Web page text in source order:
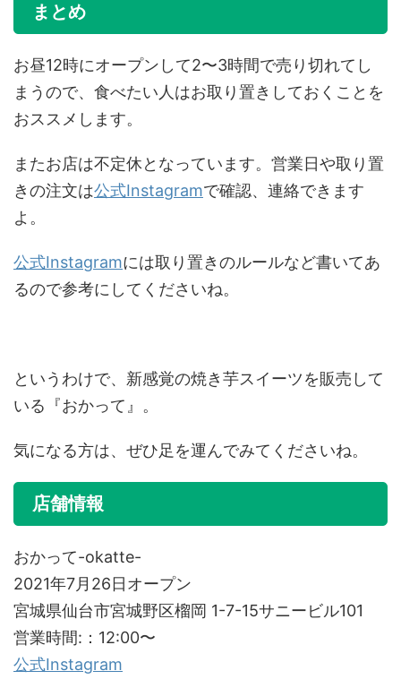
まとめ
お昼12時にオープンして2〜3時間で売り切れてし
まうので、食べたい人はお取り置きしておくことを
おススメします。
またお店は不定休となっています。営業日や取り置
きの注文は公式Instagramで確認、連絡できます
よ。
公式Instagramには取り置きのルールなど書いてあ
るので参考にしてくださいね。
というわけで、新感覚の焼き芋スイーツを販売して
いる『おかって』。
気になる方は、ぜひ足を運んでみてくださいね。
店舗情報
おかって-okatte-
2021年7月26日オープン
宮城県仙台市宮城野区榴岡 1-7-15サニービル101
営業時間:：12:00〜
公式Instagram